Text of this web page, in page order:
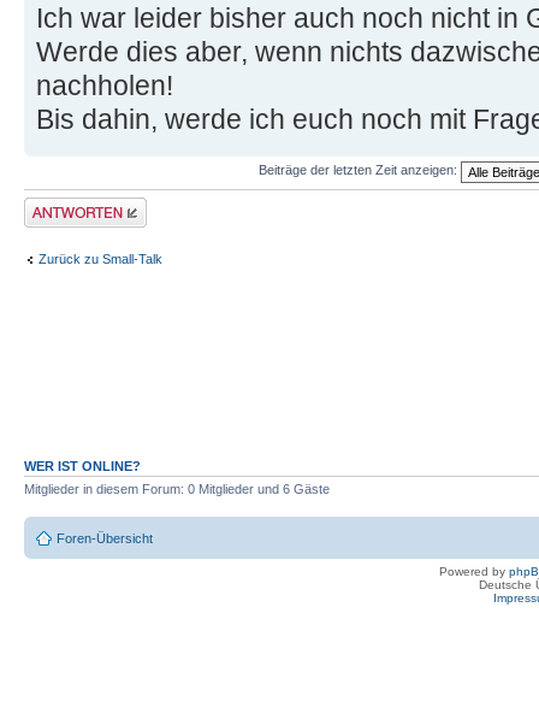
Ich war leider bisher auch noch nicht in
Werde dies aber, wenn nichts
nachholen!
Bis dahin, werde ich euch noch mit
Beiträge der letzten Zeit anzeigen:
Antwort erstellen
Zurück zu Small-Talk
WER IST ONLINE?
Mitglieder in diesem Forum: 0 Mitglieder und 6 Gäste
Foren-Übersicht
Powered by
Deutsche